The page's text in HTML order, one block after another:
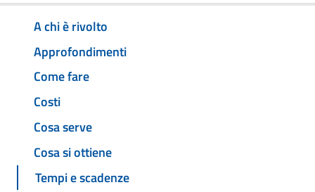
A chi è rivolto
Approfondimenti
Come fare
Costi
Cosa serve
Cosa si ottiene
Tempi e scadenze